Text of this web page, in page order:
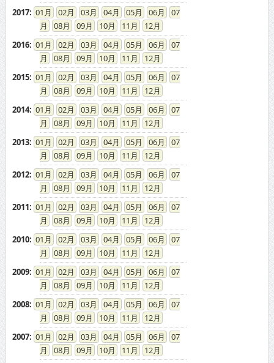
2017: 01 02 03 04 05 06
07
08
09 10 11
12
2016: 01 02 03 04 05 06
07
08
09 10 11
12
2015: 01 02 03 04 05 06
07
08
09 10 11
12
2014: 01 02 03 04 05 06
07
08
09 10 11
12
2013: 01 02 03 04 05 06
07
08
09 10 11
12
2012: 01 02 03 04 05 06
07
08
09 10 11
12
2011: 01 02 03 04 05 06
07
08
09 10 11
12
2010: 01 02 03 04 05 06
07
08
09 10 11
12
2009: 01 02 03 04 05 06
07
08
09 10 11
12
2008: 01 02 03 04 05 06
07
08
09 10 11
12
2007: 01 02 03 04 05 06
07
08
09 10 11
12